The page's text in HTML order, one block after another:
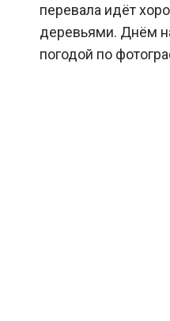
перевала идёт
деревьями. Днём
погодой по